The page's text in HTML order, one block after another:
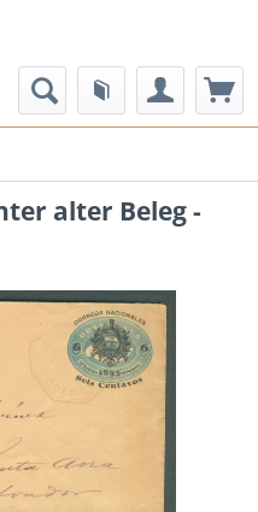
alter Beleg -